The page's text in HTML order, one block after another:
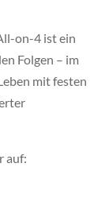
on-4 ist ein
Folgen – im
mit festen
auf: